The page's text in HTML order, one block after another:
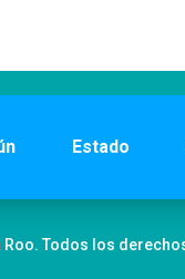
Estado
Roo. Todos los